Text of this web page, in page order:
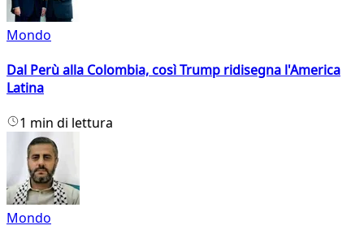
Mondo
Dal Perù alla Colombia, così Trump ridisegna l'America
Latina
1 min di lettura
Mondo